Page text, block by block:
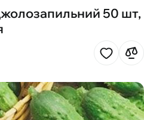
50 шт,